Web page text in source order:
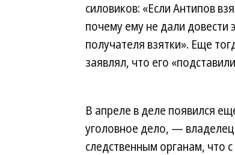
силовиков: «Если Антипов
почему ему не дали
получателя взятки». Еще
заявлял, что его
В апреле в деле появился
уголовное дело, —
следственным органам, что